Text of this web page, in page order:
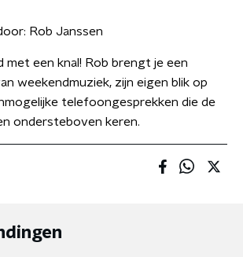
Rob Janssen
met een knal! Rob brengt je een
weekendmuziek, zijn eigen blik op
telefoongesprekken die de
ondersteboven keren.